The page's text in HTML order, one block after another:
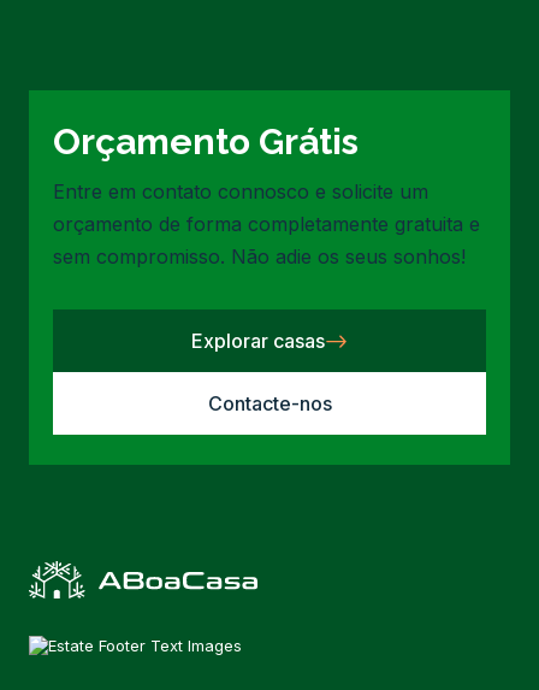
Orçamento Grátis
Entre em contato connosco e solicite um
orçamento de forma completamente gratuita e
sem compromisso. Não adie os seus sonhos!
Explorar casas
Contacte-nos